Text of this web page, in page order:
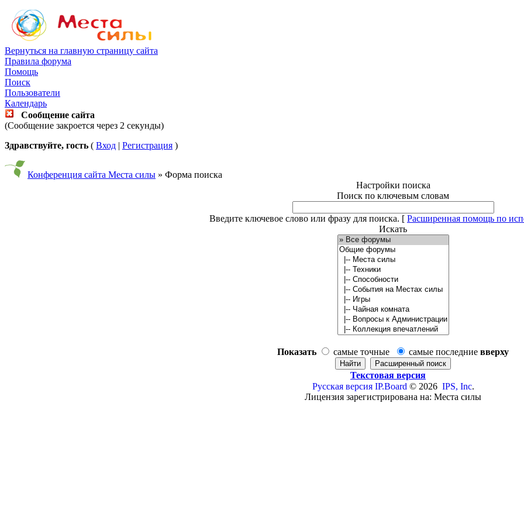
Вернуться на главную страницу сайта
Правила форума
Помощь
Поиск
Пользователи
Календарь
Сообщение сайта
(Сообщение закроется через 2 секунды)
Здравствуйте, гость ( Вход | Регистрация )
Конференция сайта Места силы » Форма поиска
Настройки поиска
Поиск по ключевым словам
Введите ключевое слово или фразу для поиска. [ Расширенная помощь по
Искать
Показать самые точные самые последние вверху
Текстовая версия
Русская версия IP.Board © 2026 IPS, Inc.
Лицензия зарегистрирована на: Места силы